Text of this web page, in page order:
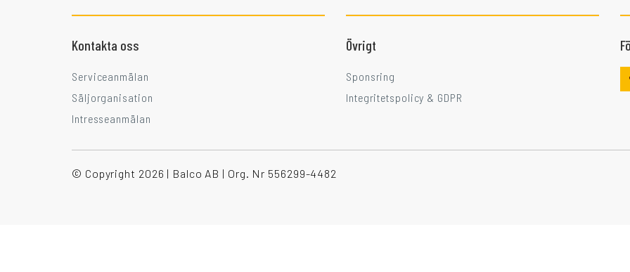
Kontakta oss
Serviceanmälan
Säljorganisation
Intresseanmälan
Övrigt
Sponsring
Integritetspolicy & GDPR
© Copyright 2026 | Balco AB | Org. Nr 556299-4482